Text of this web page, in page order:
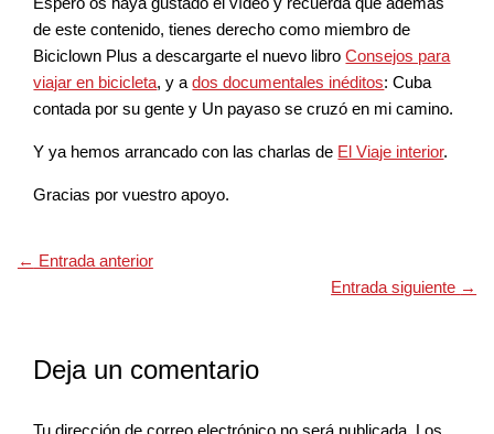
Espero os haya gustado el vídeo y recuerda que además
de este contenido, tienes derecho como miembro de
Biciclown Plus a descargarte el nuevo libroConsejos para
viajar en bicicleta, y ados documentales inéditos: Cuba
contada por su gente y Un payaso se cruzó en mi camino.
Y ya hemos arrancado con las charlas de El Viaje interior.
Gracias por vuestro apoyo.
← Entrada anterior
Entrada siguiente →
Deja un comentario